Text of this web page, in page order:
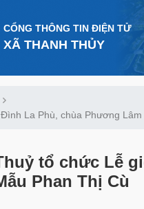
CỔNG THÔNG TIN ĐIỆN TỬ
XÃ THANH THỦY
La Phù, chùa Phương Lâm
tổ chức Lễ
Phan Thị Cù